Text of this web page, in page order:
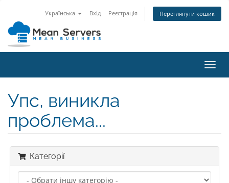
Українська Вхід Реєстрація Переглянути кошик
Упс, виникла
проблема...
Категорії